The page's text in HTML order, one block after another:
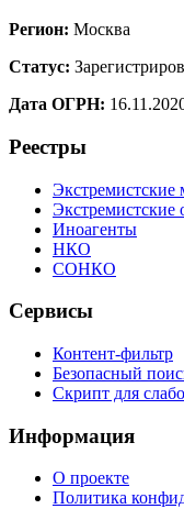
Регион: Москва
Статус:
Дата ОГРН:
Реестры
Экстремистские
Экстремистские
Иноагенты
НКО
СОНКО
Сервисы
Контент-фильтр
Безопасный
Скрипт для
Информация
О проекте
Политика